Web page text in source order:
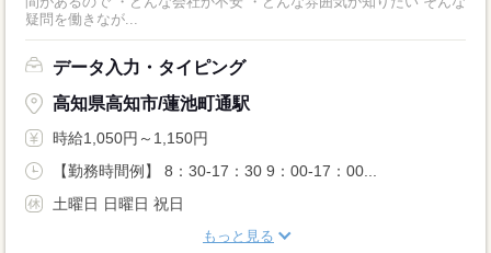
疑問を働きなが...
データ入力・タイピング
高知県高知市/蓮池町通駅
時給1,050円～1,150円
【勤務時間例】 8：30-17：30 9：00-17：00...
土曜日 日曜日 祝日
もっと見る